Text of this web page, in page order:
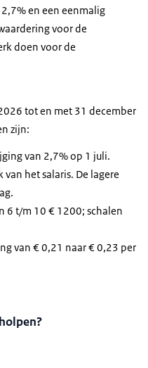
en een eenmalig
voor de
doen voor de
tot en met 31 december
zijn:
van 2,7% op 1 juli.
het salaris. De lagere
6 t/m 10 € 1200; schalen
van € 0,21 naar € 0,23 per